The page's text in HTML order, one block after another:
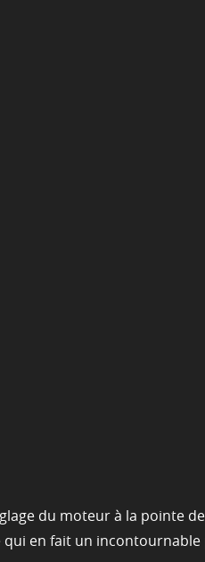
du moteur à la pointe
qui en fait un